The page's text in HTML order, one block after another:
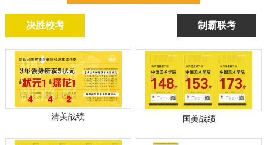
决胜校考 制霸联考
清美战绩 国美战绩